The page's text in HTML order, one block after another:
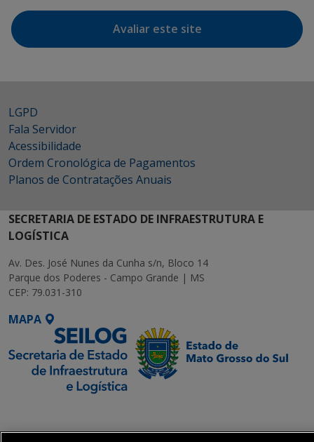
Avaliar este site
LGPD
Fala Servidor
Acessibilidade
Ordem Cronológica de Pagamentos
Planos de Contratações Anuais
SECRETARIA DE ESTADO DE INFRAESTRUTURA E
LOGÍSTICA
Av. Des. José Nunes da Cunha s/n, Bloco 14
Parque dos Poderes - Campo Grande | MS
CEP: 79.031-310
MAPA
Executiva de